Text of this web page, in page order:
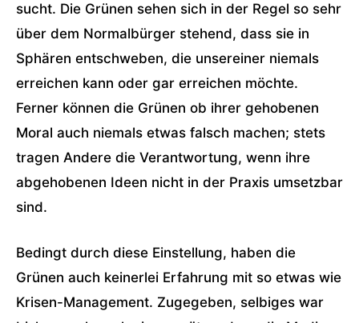
sucht. Die Grünen sehen sich in der Regel so sehr
über dem Normalbürger stehend, dass sie in
Sphären entschweben, die unsereiner niemals
erreichen kann oder gar erreichen möchte.
Ferner können die Grünen ob ihrer gehobenen
Moral auch niemals etwas falsch machen; stets
tragen Andere die Verantwortung, wenn ihre
abgehobenen Ideen nicht in der Praxis umsetzbar
sind.
Bedingt durch diese Einstellung, haben die
Grünen auch keinerlei Erfahrung mit so etwas wie
Krisen-Management. Zugegeben, selbiges war